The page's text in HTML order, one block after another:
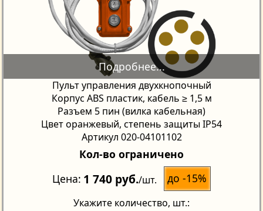
Пульт управления двухкнопочный
Корпус ABS пластик, кабель ≥ 1,5 м
Разъем 5 пин (вилка кабельная)
Цвет оранжевый, степень защиты IP54
Артикул 020-04101102
Кол-во ограничено
Цена 1 740 руб./шт. до -15%
Укажите количество, шт.: